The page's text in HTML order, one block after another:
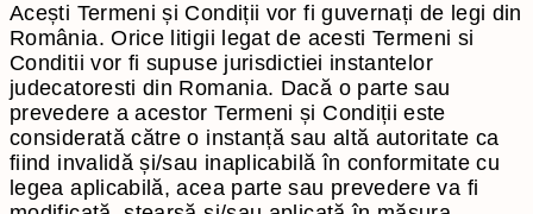
Acești Termeni și Condiții vor fi guvernați de legi din
România. Orice litigii legat de acesti Termeni si
Conditii vor fi supuse jurisdictiei instantelor
judecatoresti din Romania. Dacă o parte sau
prevedere a acestor Termeni și Condiții este
considerată către o instanță sau altă autoritate ca
fiind invalidă și/sau inaplicabilă în conformitate cu
legea aplicabilă, acea parte sau prevedere va fi